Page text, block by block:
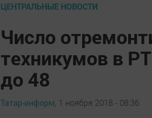
ЦЕНТРАЛЬНЫЕ НОВОСТИ
Число
техникумов в
до 48
Татар-информ, 1 ноября 2018 - 08:36